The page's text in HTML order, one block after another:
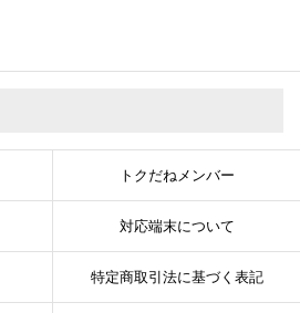
トクだねメンバー
対応端末について
特定商取引法に基づく表記